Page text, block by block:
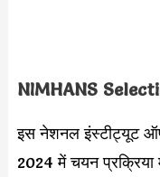
NIMHANS
इस नेशनल इंस्टीट्यूट
2024 में चयन प्रक्रिया